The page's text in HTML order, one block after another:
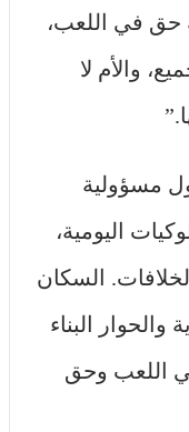
حق في اللعب،
والأم لا
مسؤولية
اليومية،
السكان
البناء
اللعب وحق